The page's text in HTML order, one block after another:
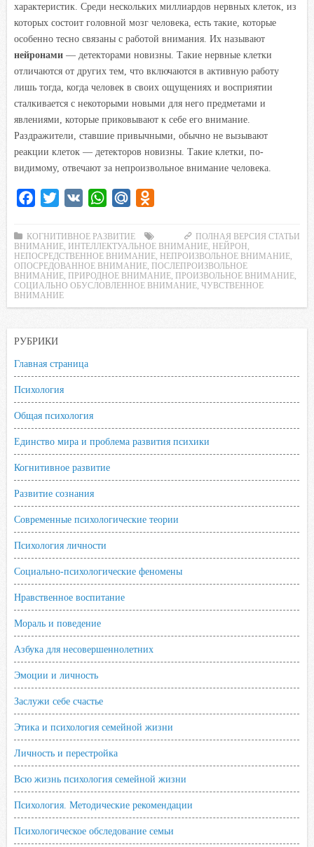
характеристик. Среди нескольких миллиардов нервных клеток, из
которых состоит головной мозг человека, есть такие, которые
особенно тесно связаны с работой внимания. Их называют
нейронами — детекторами новизны. Такие нервные клетки
отличаются от других тем, что включаются в активную работу
лишь тогда, когда человек в своих ощущениях и восприятии
сталкивается с некоторыми новыми для него предметами и
явлениями, которые приковывают к себе его внимание.
Раздражители, ставшие привычными, обычно не вызывают
реакции клеток — детекторов новизны. Такие клетки, по-
видимому, отвечают за непроизвольное внимание человека.
c
e
b
o
o
i
t
t
e
r
W
a
t
s
A
p
i
l
.
R
u
o
k
l
a
i
ПОЛНАЯ ВЕРСИЯ СТАТЬИ
КОГНИТИВНОЕ РАЗВИТИЕ
ВНИМАНИЕ
ИНТЕЛЛЕКТУАЛЬНОЕ ВНИМАНИЕ НЕЙРОН
НЕПОСРЕДСТВЕННОЕ ВНИМАНИЕ
НЕПРОИЗВОЛЬНОЕ ВНИМАНИЕ
ОПОСРЕДОВАННОЕ ВНИМАНИЕ
ПОСЛЕПРОИЗВОЛЬНОЕ
ВНИМАНИЕ
ПРИРОДНОЕ ВНИМАНИЕ ПРОИЗВОЛЬНОЕ ВНИМАНИЕ
СОЦИАЛЬНО ОБУСЛОВЛЕННОЕ ВНИМАНИЕ ЧУВСТВЕННОЕ
ВНИМАНИЕ
РУБРИКИ
Главная страница
Психология
Общая психология
Единство мира и проблема развития психики
Когнитивное развитие
Развитие сознания
Современные психологические теории
Психология личности
Социально-психологические феномены
Нравственное воспитание
Мораль и поведение
Азбука для несовершеннолетних
Эмоции и личность
Заслужи себе счастье
Этика и психология семейной жизни
Личность и перестройка
Всю жизнь психология семейной жизни
Психология. Методические рекомендации
Психологическое обследование семьи